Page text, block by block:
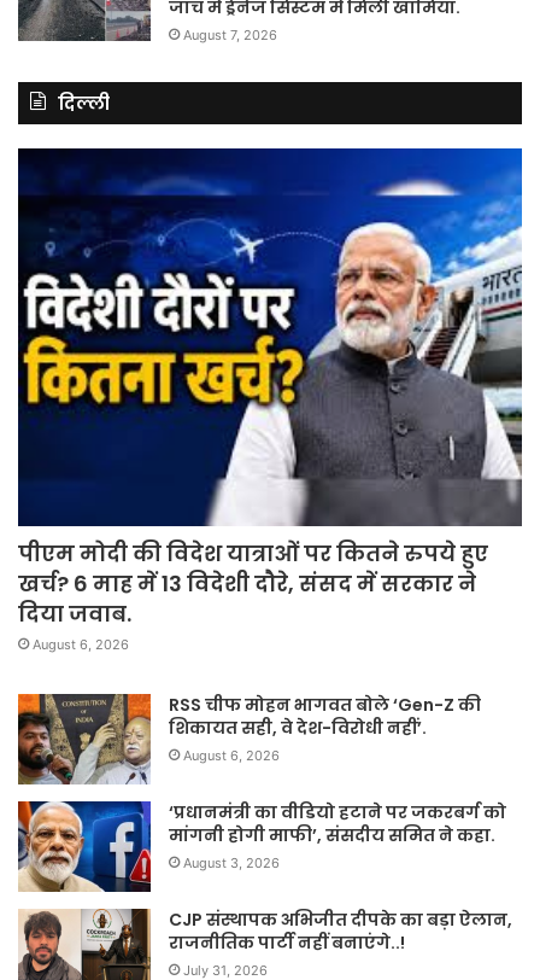
जांच में ड्रेनेज सिस्टम में मिली खामियां.
August 7, 2026
दिल्ली
पीएम मोदी की विदेश यात्राओं पर कितने रुपये हुए
खर्च? 6 माह में 13 विदेशी दौरे, संसद में सरकार ने
दिया जवाब.
August 6, 2026
RSS चीफ मोहन भागवत बोले ‘Gen-Z की
शिकायत सही, वे देश-विरोधी नहीं’.
August 6, 2026
‘प्रधानमंत्री का वीडियो हटाने पर जकरबर्ग को
मांगनी होगी माफी’, संसदीय समित ने कहा.
August 3, 2026
CJP संस्थापक अभिजीत दीपके का बड़ा ऐलान,
राजनीतिक पार्टी नहीं बनाएंगे..!
July 31, 2026